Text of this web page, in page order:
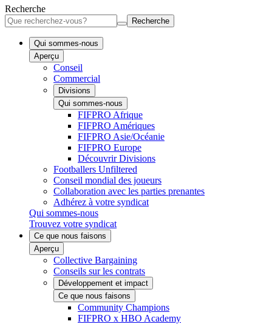
Recherche
Recherche
Qui sommes-nous
Aperçu
Conseil
Commercial
Divisions
Qui sommes-nous
FIFPRO Afrique
FIFPRO Amériques
FIFPRO Asie/Océanie
FIFPRO Europe
Découvrir Divisions
Footballers Unfiltered
Conseil mondial des joueurs
Collaboration avec les parties prenantes
Adhérez à votre syndicat
Qui sommes-nous
Trouvez votre syndicat
Ce que nous faisons
Aperçu
Collective Bargaining
Conseils sur les contrats
Développement et impact
Ce que nous faisons
Community Champions
FIFPRO x HBO Academy